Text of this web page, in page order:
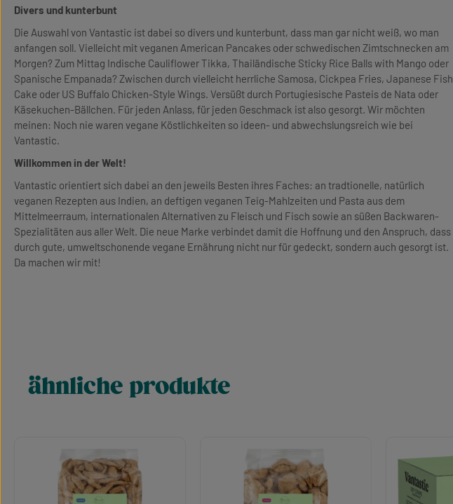
Divers und kunterbunt
Die Auswahl von Vantastic ist dabei so divers und kunterbunt, dass man gar nicht weiß, wo man
anfangen soll. Vielleicht mit veganen American Pancakes oder schwedischen Zimtschnecken am
Morgen? Zum Mittag Indische Cauliflower Tikka, Thailändische Sticky Rice Balls with Mango oder
Spanische Empanada? Zwischen durch vielleicht herrliche Samosa, Cickpea Fries, Japanese Fish
Cake oder US Buffalo Chicken-Style Wings. Versüßt durch Portugiesische Pasteis de Nata oder
Käsekuchen-Bällchen. Für jeden Anlass, für jeden Geschmack ist also gesorgt. Wir möchten
meinen: Noch nie waren vegane Köstlichkeiten so ideen- und abwechslungsreich wie bei
Vantastic.
Willkommen in der Welt!
Vantastic orientiert sich dabei an den jeweils Besten ihres Faches: an tradtionelle, natürlich
veganen Rezepten aus Indien, an deftigen veganen Teig-Mahlzeiten und Pasta aus dem
Mittelmeerraum, internationalen Alternativen zu Fleisch und Fisch sowie an süßen Backwaren-
Spezialitäten aus aller Welt. Die neue Marke verbindet damit die Hoffnung und den Anspruch, dass
durch gute, umweltschonende vegane Ernährung nicht nur für gedeckt, sondern auch gesorgt ist.
Da machen wir mit!
ähnliche produkte